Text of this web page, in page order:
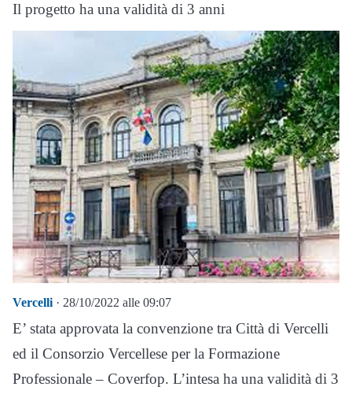
Il progetto ha una validità di 3 anni
Vercelli · 28/10/2022 alle 09:07
E’ stata approvata la convenzione tra Città di Vercelli
ed il Consorzio Vercellese per la Formazione
Professionale – Coverfop. L’intesa ha una validità di 3